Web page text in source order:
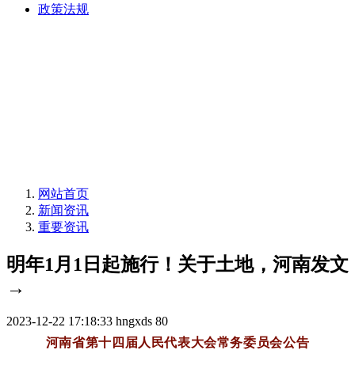
政策法规
网站首页
新闻资讯
重要资讯
明年1月1日起施行！关于土地，河南发文
→
2023-12-22 17:18:33 hngxds 80
河南省第十四届人民代表大会常务委员会公告